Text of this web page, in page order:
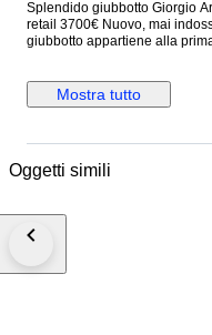
Splendido giubbotto Giorgio Armani Taglia: EU 48R (fit
retail 3700€ Nuovo, mai indossato, con cartellino Questo splendido
giubbotto appartiene alla
materiali che lo rendono
Italy Dettagli: - fantasia logo all over "GA" - bottoni e zip logati "GA" Misure
colletto) 80 cm Tempi di spedizione: Italia (dai 3 ai 5 giorni) Europa (dai 5
Mostra tutto
Oggetti simili